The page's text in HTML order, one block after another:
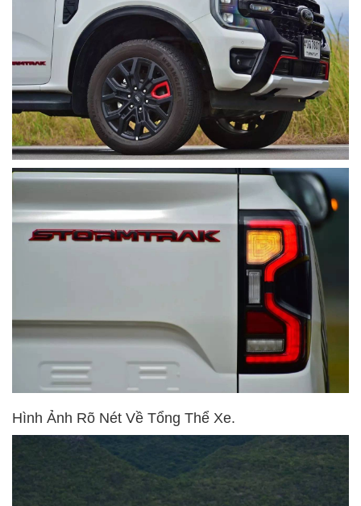
Hình Ảnh Rõ Nét Về Tổng Thể Xe.